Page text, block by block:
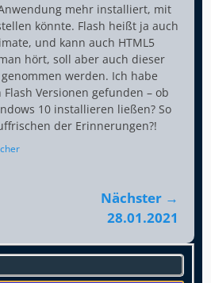
mehr installiert, mit
könnte. Flash heißt ja auch
und kann auch HTML5
hört, soll aber auch dieser
werden. Ich habe
Versionen gefunden – ob
10 installieren ließen? So
der Erinnerungen?!
Nächster →
28.01.2021